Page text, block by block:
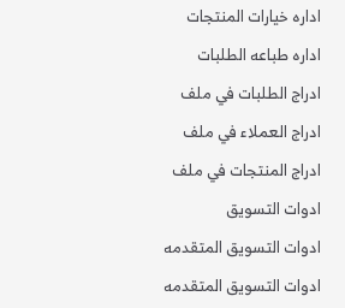
اداره خيارات المنتجات
اداره طباعه الطلبات
ادراج الطلبات في ملف
ادراج العملاء في ملف
ادراج المنتجات في ملف
ادوات التسويق
ادوات التسويق المتقدمه
ادوات التسويق المتقدمه